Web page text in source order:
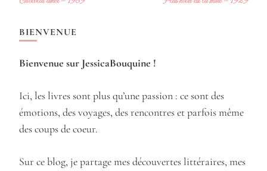
d’article
BIENVENUE
Bienvenue sur JessicaBouquine !
Ici, les livres sont plus qu’une passion : ce sont des
émotions, des voyages, des rencontres et parfois même
des coups de coeur.
Sur ce blog, je partage mes découvertes littéraires, mes